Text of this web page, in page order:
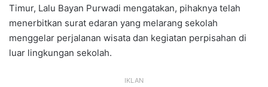
Timur, Lalu Bayan Purwadi mengatakan, pihaknya telah
menerbitkan surat edaran yang melarang sekolah
menggelar perjalanan wisata dan kegiatan perpisahan di
luar lingkungan sekolah.
IKLAN